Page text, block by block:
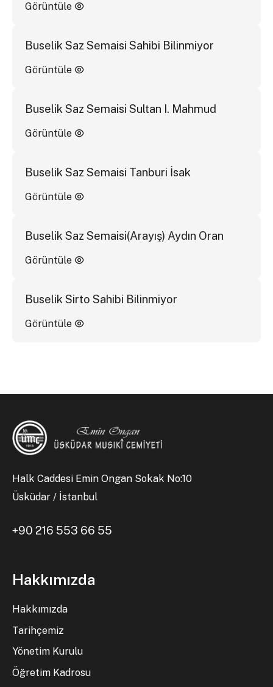
Görüntüle
Buselik Saz Semaisi Sahibi Bilinmiyor
Görüntüle
Buselik Saz Semaisi Sultan I. Mahmud
Görüntüle
Buselik Saz Semaisi Tanburi İsak
Görüntüle
Buselik Saz Semaisi(Arayış) Aydın Oran
Görüntüle
Buselik Sirto Sahibi Bilinmiyor
Görüntüle
Halk Caddesi Emin Ongan Sokak No:10
Üsküdar / İstanbul
+90 216 553 66 55
Hakkımızda
Hakkımızda
Tarihçemiz
Yönetim Kurulu
Öğretim Kadrosu